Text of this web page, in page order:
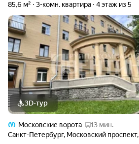
85,6 м² 3-комн. квартира 4 этаж из 5
3D-тур
Московские ворота
13 мин.
Санкт-Петербург, Московский проспект,